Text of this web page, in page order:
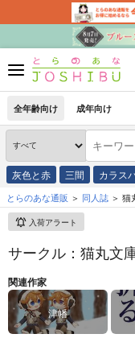
全年齢向け 成年向け
灰色と赤 三間 カラス
とらのあな通販 同人誌 猫
入荷アラート
サークル：猫丸文
関連作家
津幡